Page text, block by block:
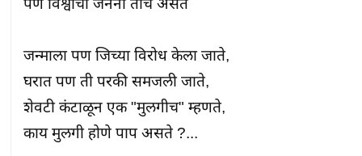
पण विश्वाची जननी तीच असते
जन्माला पण जिच्या विरोध केला जाते,
घरात पण ती परकी समजली जाते,
शेवटी कंटाळून एक "मुलगीच" म्हणते,
काय मुलगी होणे पाप असते ?...